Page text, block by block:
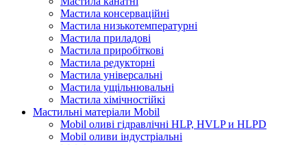
Мастила консерваційні
Мастила низькотемпературні
Мастила приладові
Мастила приробіткові
Мастила редукторні
Мастила універсальні
Мастила ущільнювальні
Мастила хімічностійкі
Мастильні матеріали Mobil
Mobil оливі гідравлічні HLP, HVLP и HLPD
Mobil оливи індустріальні